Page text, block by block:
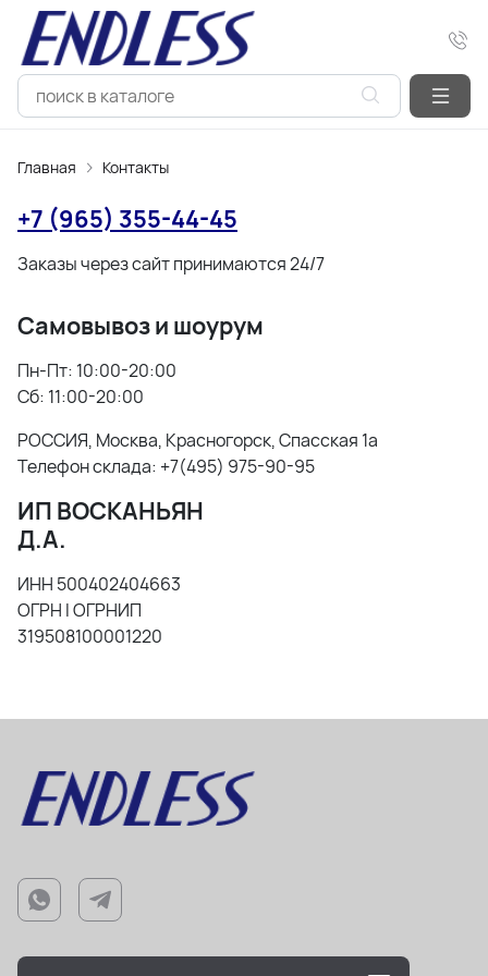
Главная Контакты
+7 (965) 355-44-45
Заказы через сайт принимаются 24/7
Самовывоз и шоурум
Пн-Пт: 10:00-20:00
Сб: 11:00-20:00
РОССИЯ, Москва, Красногорск, Спасская 1а
Телефон склада: +7(495) 975-90-95
ИП ВОСКАНЬЯН
Д.А.
ИНН 500402404663
ОГРН I ОГРНИП
319508100001220